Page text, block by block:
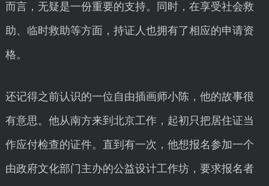
而言，无疑是一份重要的支持。同时，在享受社会救
助、临时救助等方面，持证人也拥有了相应的申请资
格。
还记得之前认识的一位自由插画师小陈，他的故事很
有意思。他从南方来到北京工作，起初只把居住证当
作应付检查的证件。直到有一次，他想报名参加一个
由政府文化部门主办的公益设计工作坊，要求报名者